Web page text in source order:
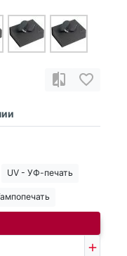
UV - УФ-печать